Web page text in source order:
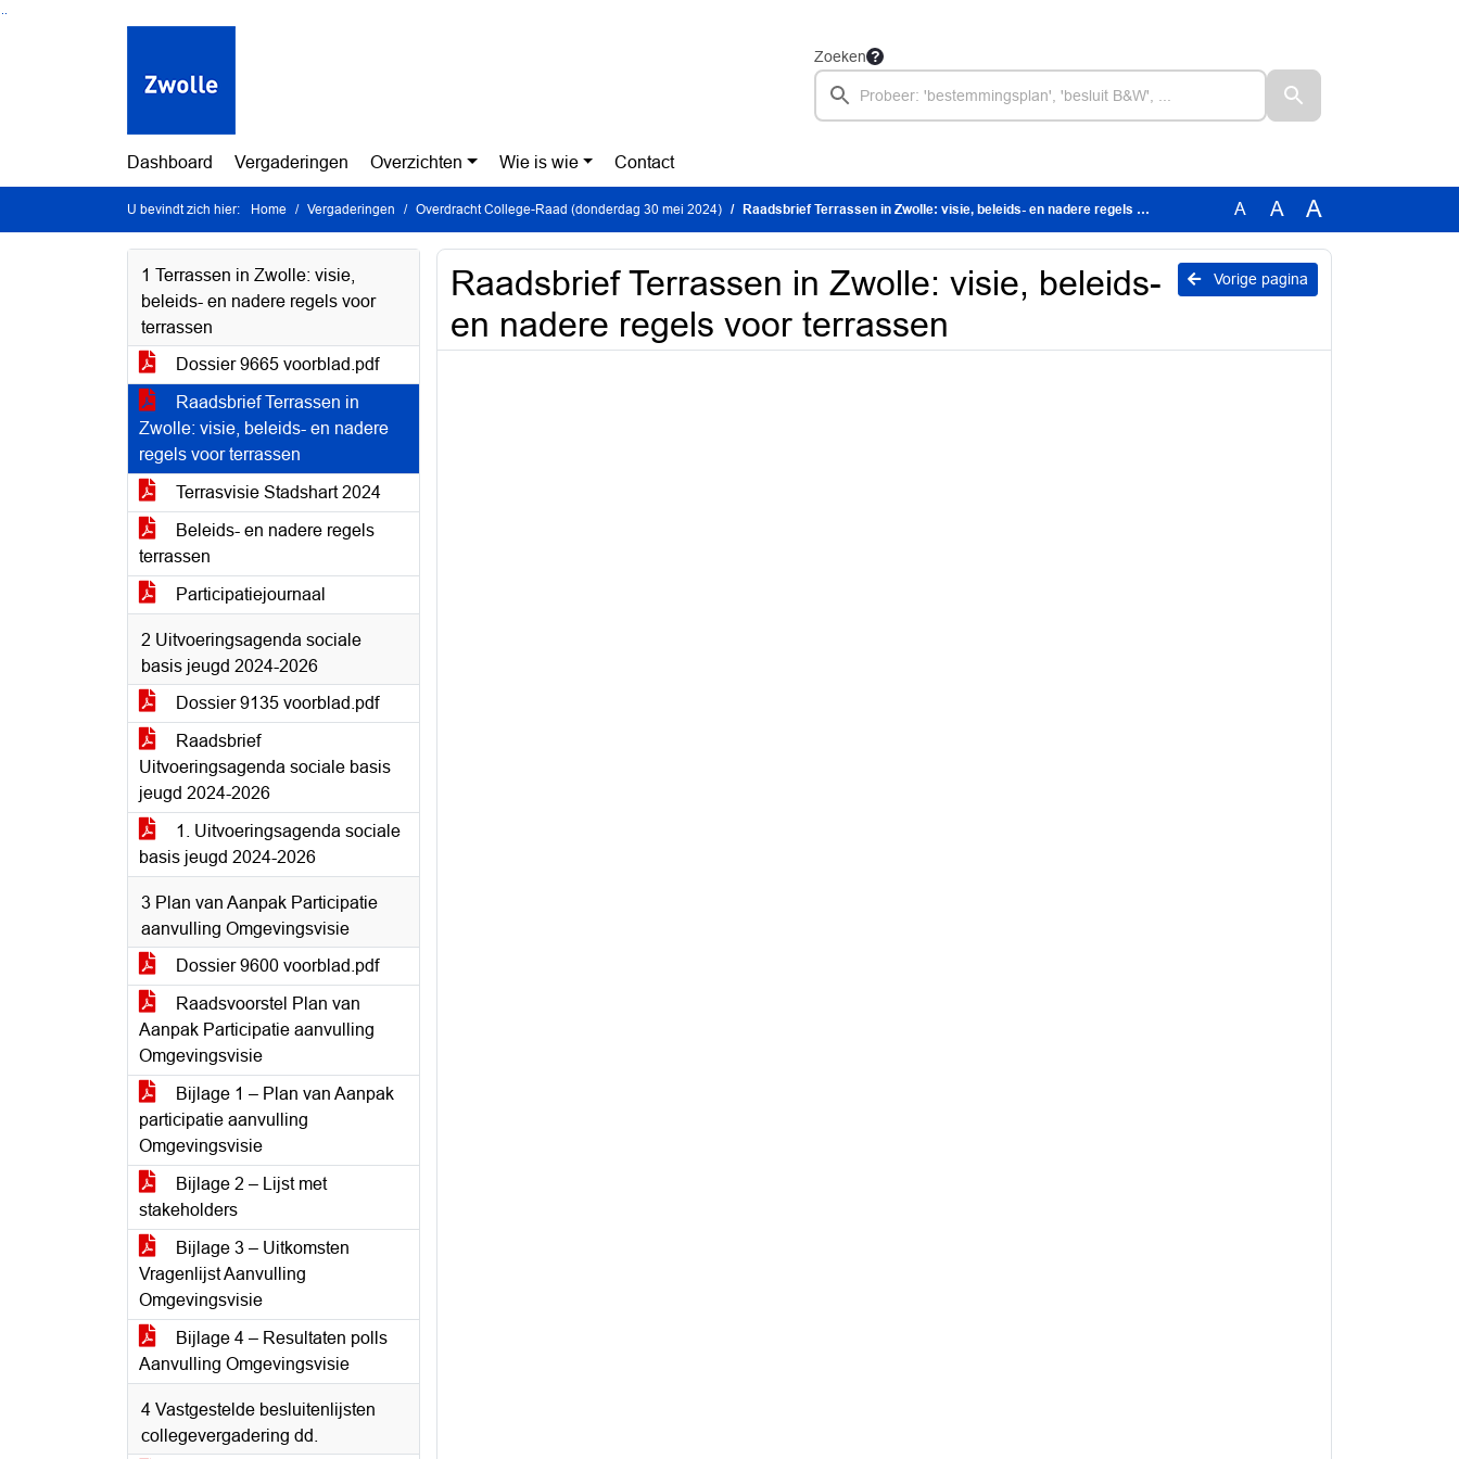
Ga naar de inhoud van deze pagina
Ga naar het zoeken
Ga naar het menu
Zoeken
Dashboard Vergaderingen Overzichten Wie is wie Contact
U bevindt zich hier: Home Vergaderingen Overdracht College-Raad (donderdag 30 mei 2024) Raadsbrief Terrassen in Zwolle: visie, beleids- en nadere regels voor terrassen A A A
1 Terrassen in Zwolle: visie,
beleids- en nadere regels voor
terrassen
Dossier 9665 voorblad.pdf
Raadsbrief Terrassen in
Zwolle: visie, beleids- en nadere
regels voor terrassen
Terrasvisie Stadshart 2024
Beleids- en nadere regels
terrassen
Participatiejournaal
2 Uitvoeringsagenda sociale
basis jeugd 2024-2026
Dossier 9135 voorblad.pdf
Raadsbrief
Uitvoeringsagenda sociale basis
jeugd 2024-2026
1. Uitvoeringsagenda sociale
basis jeugd 2024-2026
3 Plan van Aanpak Participatie
aanvulling Omgevingsvisie
Dossier 9600 voorblad.pdf
Raadsvoorstel Plan van
Aanpak Participatie aanvulling
Omgevingsvisie
Bijlage 1 – Plan van Aanpak
participatie aanvulling
Omgevingsvisie
Bijlage 2 – Lijst met
stakeholders
Bijlage 3 – Uitkomsten
Vragenlijst Aanvulling
Omgevingsvisie
Bijlage 4 – Resultaten polls
Aanvulling Omgevingsvisie
4 Vastgestelde besluitenlijsten
collegevergadering dd.
Vorige pagina
Raadsbrief Terrassen in Zwolle: visie, beleids-
en nadere regels voor terrassen